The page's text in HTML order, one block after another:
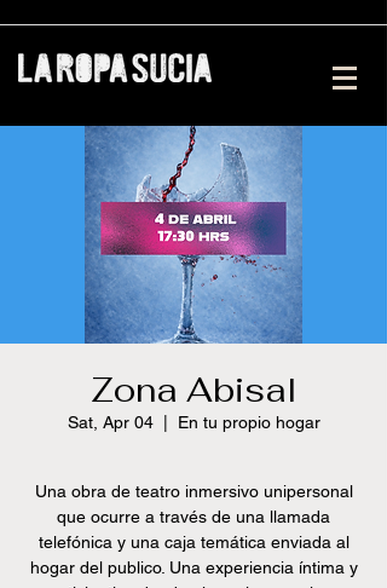
Zona Abisal
Sat, Apr 04
  |
En tu propio hogar
Una obra de teatro inmersivo unipersonal
que ocurre a través de una llamada
telefónica y una caja temática enviada al
hogar del publico. Una experiencia íntima y